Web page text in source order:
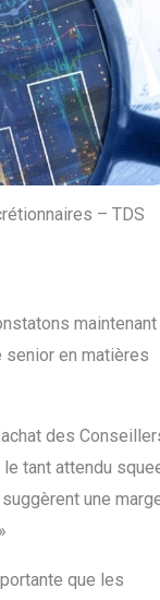
– TDS
maintenant
senior en matières
des
tant attendu
une
que les